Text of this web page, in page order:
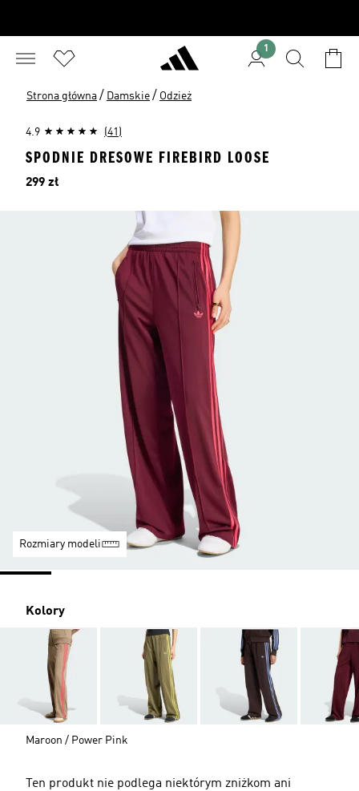
1
Strona główna / Damskie / Odzież
4.9 (41)
SPODNIE DRESOWE FIREBIRD LOOSE
Cena
299 zł
Rozmiary modeli
Kolory
Maroon / Power Pink
Ten produkt nie podlega niektórym zniżkom ani